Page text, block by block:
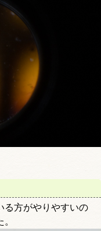
方がやりやすいの